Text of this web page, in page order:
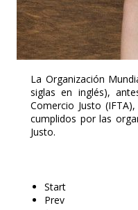
La Organización
siglas en inglés),
Comercio Justo
cumplidos por las
Justo.
Start
Prev